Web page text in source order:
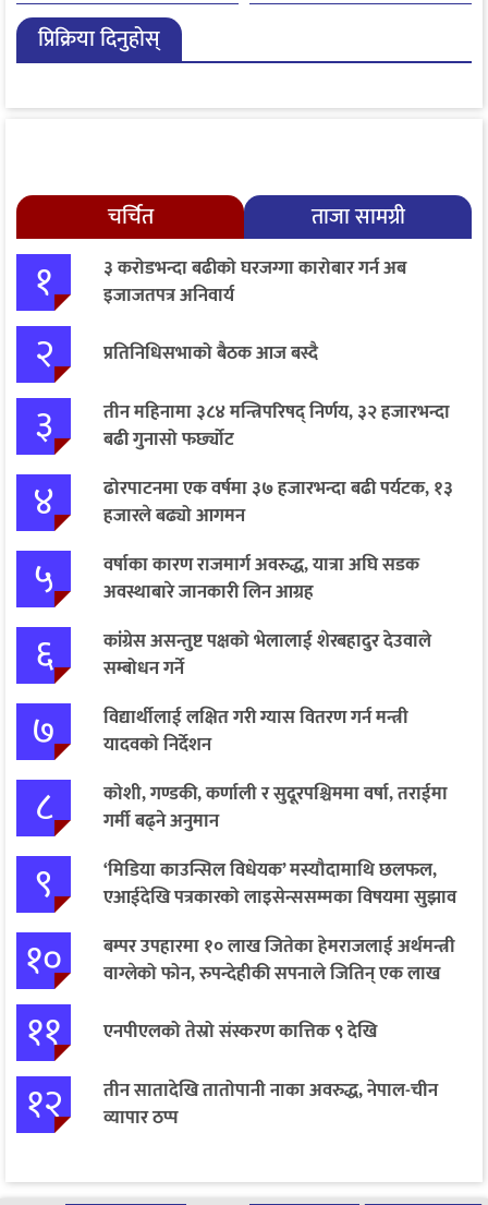
हजारले बढ्यो आगमन
प्रिक्रिया दिनुहोस्
चर्चित ताजा सामग्री
१
३ करोडभन्दा बढीको घरजग्गा कारोबार गर्न अब
इजाजतपत्र अनिवार्य
२ प्रतिनिधिसभाको बैठक आज बस्दै
३
तीन महिनामा ३८४ मन्त्रिपरिषद् निर्णय, ३२ हजारभन्दा
बढी गुनासो फर्छ्योट
४
ढोरपाटनमा एक वर्षमा ३७ हजारभन्दा बढी पर्यटक, १३
हजारले बढ्यो आगमन
५
वर्षाका कारण राजमार्ग अवरुद्ध, यात्रा अघि सडक
अवस्थाबारे जानकारी लिन आग्रह
६
कांग्रेस असन्तुष्ट पक्षको भेलालाई शेरबहादुर देउवाले
सम्बोधन गर्ने
७
विद्यार्थीलाई लक्षित गरी ग्यास वितरण गर्न मन्त्री
यादवको निर्देशन
८
कोशी, गण्डकी, कर्णाली र सुदूरपश्चिममा वर्षा, तराईमा
गर्मी बढ्ने अनुमान
९
‘मिडिया काउन्सिल विधेयक’ मस्यौदामाथि छलफल,
एआईदेखि पत्रकारको लाइसेन्ससम्मका विषयमा सुझाव
१०
बम्पर उपहारमा १० लाख जितेका हेमराजलाई अर्थमन्त्री
वाग्लेको फोन, रुपन्देहीकी सपनाले जितिन् एक लाख
११ एनपीएलको तेस्रो संस्करण कात्तिक ९ देखि
१२
तीन सातादेखि तातोपानी नाका अवरुद्ध, नेपाल-चीन
व्यापार ठप्प